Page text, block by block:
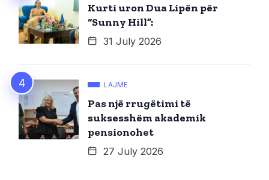
Kurti uron Dua Lipën për
“Sunny Hill”:
31 July 2026
LAJME
Pas një rrugëtimi të
suksesshëm akademik
pensionohet
27 July 2026